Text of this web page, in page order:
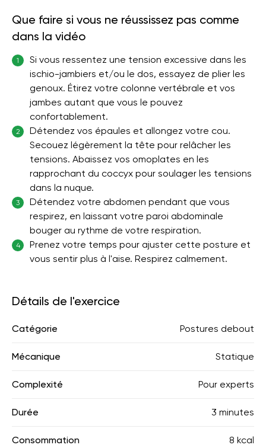
Que faire si vous ne réussissez pas comme
dans la vidéo
1
Si vous ressentez une tension excessive dans les
ischio-jambiers et/ou le dos, essayez de plier les
genoux. Étirez votre colonne vertébrale et vos
jambes autant que vous le pouvez
confortablement.
2
Détendez vos épaules et allongez votre cou.
Secouez légèrement la tête pour relâcher les
tensions. Abaissez vos omoplates en les
rapprochant du coccyx pour soulager les tensions
dans la nuque.
3
Détendez votre abdomen pendant que vous
respirez, en laissant votre paroi abdominale
bouger au rythme de votre respiration.
4
Prenez votre temps pour ajuster cette posture et
vous sentir plus à l'aise. Respirez calmement.
Détails de l'exercice
Catégorie Postures debout
Mécanique Statique
Complexité Pour experts
Durée 3 minutes
Consommation
8 kcal